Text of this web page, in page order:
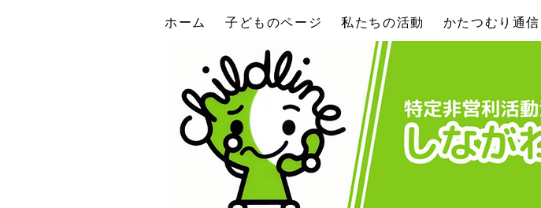
ホーム 子どものページ 私たちの活動 かたつむり通信